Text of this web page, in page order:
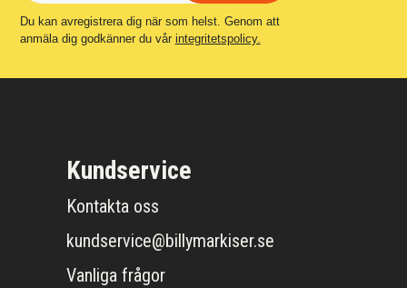
Du kan avregistrera dig när som helst. Genom att
anmäla dig godkänner du vår integritetspolicy.
Kundservice
Kontakta oss
kundservice@billymarkiser.se
Vanliga frågor